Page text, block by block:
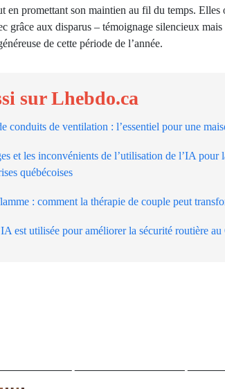
en promettant son maintien au fil du temps.
grâce aux disparus – témoignage silencieux
de cette période de l’année.
sur Lhebdo.ca
conduits de ventilation : l’essentiel pour une
et les inconvénients de l’utilisation de l’IA pour
québécoises
: comment la thérapie de couple peut
est utilisée pour améliorer la sécurité routière au